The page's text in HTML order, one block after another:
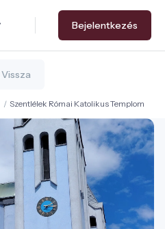
Bejelentkezés
Vissza
/ Szentlélek Római Katolikus Templom